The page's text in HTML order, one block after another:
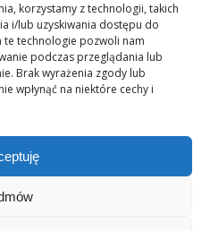
korzystamy z technologii, takich
i/lub uzyskiwania dostępu do
technologie pozwoli nam
podczas przeglądania lub
Brak wyrażenia zgody lub
wpłynąć na niektóre cechy i
Kocham Cię
2026